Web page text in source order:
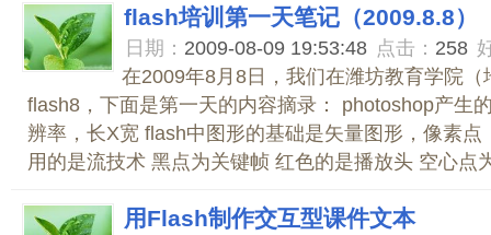
flash培训第一天笔记（2009.8.8）
日期： 2009-08-09 19:53:48 点击： 258
在2009年8月8日，我们在潍坊教育学院（
flash8，下面是第一天的内容摘录： photoshop产生
辨率，长X宽 flash中图形的基础是矢量图形，像素点
用的是流技术 黑点为关键帧 红色的是播放头 空心点
用Flash制作交互型课件文本